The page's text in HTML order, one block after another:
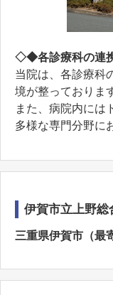
◇◆各診療科の連
当院は、各診療科
境が整っておりま
また、病院内には
多様な専門分野に
伊賀市立上野総
三重県伊賀市（最